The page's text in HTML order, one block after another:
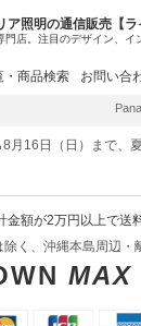
ア照明の通信販売【ラ
店。注目のデザイン、イ
・商品検索 お問い合
月16日（日）まで、
金額が2万円以上で送
除く、沖縄本島周辺・
MAX